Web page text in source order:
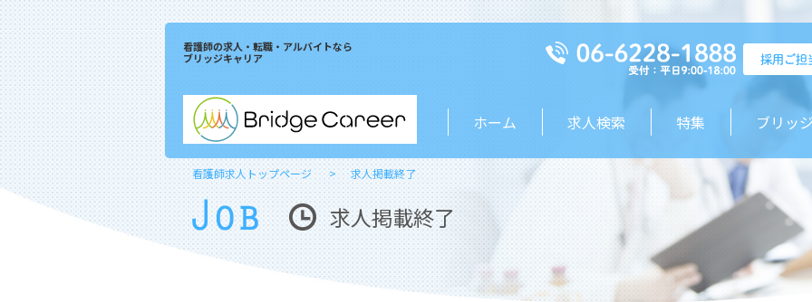
看護師の求人・転職・アルバイトなら
ブリッジキャリア
ホーム 求人検索 特集 ブリッ
看護師求人トップページ 求人掲載終了
求人掲載終了